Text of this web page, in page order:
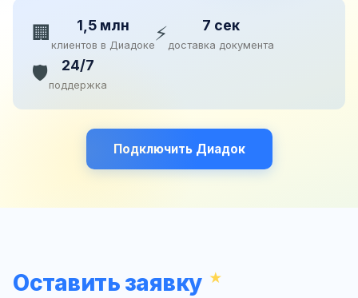
🏢 1,5 млн
клиентов в Диадоке⚡ 7 сек
доставка документа
🛡️ 24/7
поддержка
Подключить Диадок
Оставить заявку